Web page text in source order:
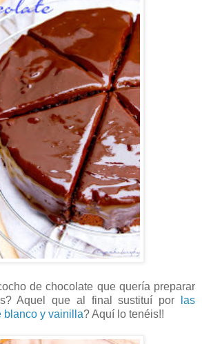
de chocolate que quería preparar
Aquel que al final sustituí por
las
blanco y vainilla? Aquí lo tenéis!!